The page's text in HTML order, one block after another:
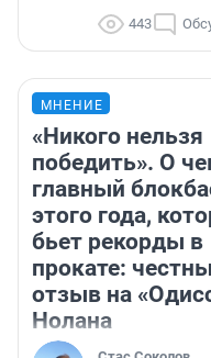
443
МНЕНИЕ
«Никого нельзя
победить». О
главный
этого года,
бьет рекорды в
прокате:
отзыв на
Нолана